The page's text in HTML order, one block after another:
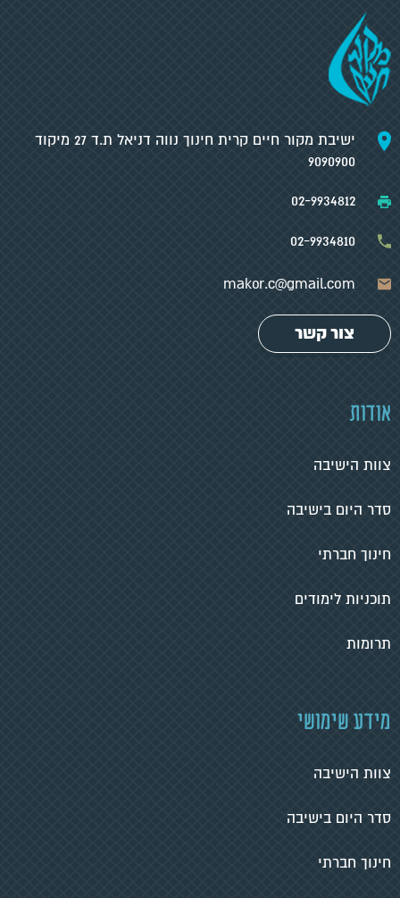
ישיבת מקור חיים קרית חינוך נווה דניאל ת.ד 27 מיקוד
9090900
02-9934812
02-9934810
makor.c@gmail.com
צור קשר
אודות
צוות הישיבה
סדר היום בישיבה
חינוך חברתי
תוכניות לימודים
תרומות
מידע שימושי
צוות הישיבה
סדר היום בישיבה
חינוך חברתי